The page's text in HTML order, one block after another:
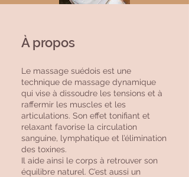
À propos
Le massage suédois est une
technique de massage dynamique
qui vise à dissoudre les tensions et à
raffermir les muscles et les
articulations. Son effet tonifiant et
relaxant favorise la circulation
sanguine, lymphatique et l’élimination
des toxines.
Il aide ainsi le corps à retrouver son
équilibre naturel. C’est aussi un